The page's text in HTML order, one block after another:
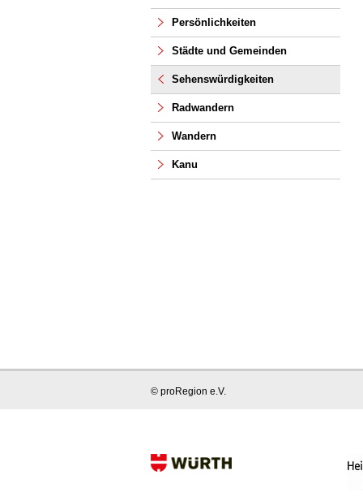
Persönlichkeiten
Städte und Gemeinden
Sehenswürdigkeiten
Radwandern
Wandern
Kanu
© proRegion e.V.